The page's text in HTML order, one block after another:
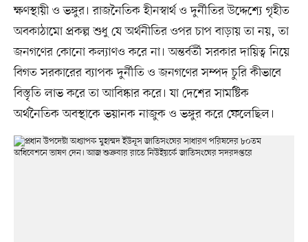
ক্ষণস্থায়ী ও ভঙ্গুর। রাজনৈতিক হীনস্বার্থ ও দুর্নীতির উদ্দেশ্যে গৃহীত
অবকাঠামো প্রকল্প শুধু যে অর্থনীতির ওপর চাপ বাড়ায় তা নয়, তা
জনগণের কোনো কল্যাণও করে না। অন্তর্বর্তী সরকার দায়িত্ব নিয়ে
বিগত সরকারের ব্যাপক দুর্নীতি ও জনগণের সম্পদ চুরি কীভাবে
বিস্তৃতি লাভ করে তা আবিষ্কার করে। যা দেশের সামষ্টিক
অর্থনৈতিক অবস্থাকে ভয়ানক নাজুক ও ভঙ্গুর করে ফেলেছিল।